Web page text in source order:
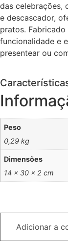
das celebrações,
e descascador,
pratos.
funcionalidade e
presentear ou
Peso
0,29 kg
Dimensões
14 × 30 × 2 cm
Adicionar a